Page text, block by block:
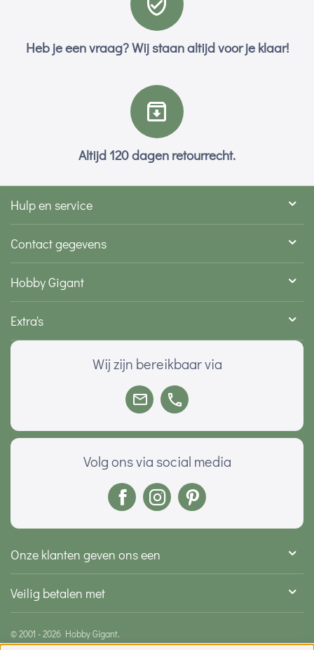
Heb je een vraag? Wij staan altijd voor je klaar!
Altijd 120 dagen retourrecht.
Hulp en service
Contact gegevens
Hobby Gigant
Extra's
Wij zijn bereikbaar via
Volg ons via social media
Onze klanten geven ons een
Veilig betalen met
© 2001 - 2026 Hobby Gigant.